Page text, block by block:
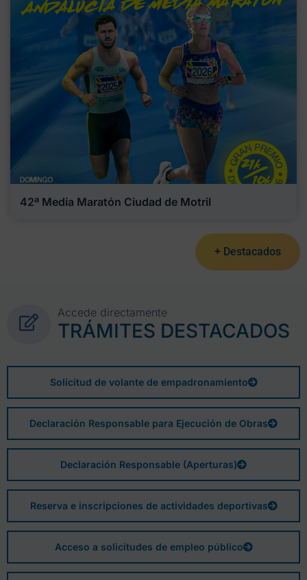
42ª Media Maratón Ciudad de Motril
+ Destacados
Accede directamente
TRÁMITES DESTACADOS
Solicitud de volante de empadronamiento
Declaración Responsable para Ejecución de Obras
Declaración Responsable (Aperturas)
Reserva e inscripciones de actividades deportivas
Acceso a solicitudes de empleo público